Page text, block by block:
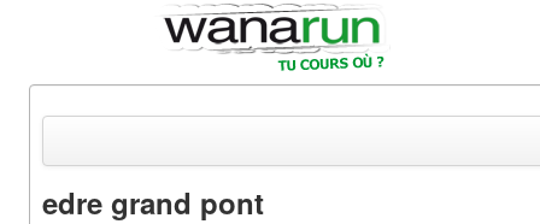
edre grand pont